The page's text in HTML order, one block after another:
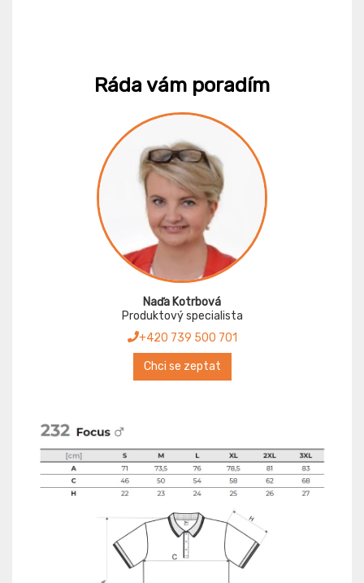
Ráda vám poradím
Naďa Kotrbová
Produktový specialista
+420 739 500 701
Chci se zeptat